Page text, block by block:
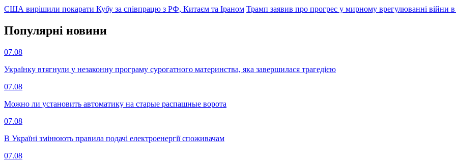
США вирішили покарати Кубу за співпрацю з РФ, Китаєм та Іраном Трамп заявив про прогрес у мирному врегулюванні війни в
Популярнi новини
07.08
Українку втягнули у незаконну програму сурогатного материнства, яка завершилася трагедією
07.08
Можно ли установить автоматику на старые распашные ворота
07.08
В Україні змінюють правила подачі електроенергії споживачам
07.08